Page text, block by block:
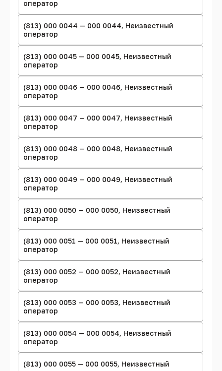
оператор
(813) 000 0044 — 000 0044, Неизвестный
оператор
(813) 000 0045 — 000 0045, Неизвестный
оператор
(813) 000 0046 — 000 0046, Неизвестный
оператор
(813) 000 0047 — 000 0047, Неизвестный
оператор
(813) 000 0048 — 000 0048, Неизвестный
оператор
(813) 000 0049 — 000 0049, Неизвестный
оператор
(813) 000 0050 — 000 0050, Неизвестный
оператор
(813) 000 0051 — 000 0051, Неизвестный
оператор
(813) 000 0052 — 000 0052, Неизвестный
оператор
(813) 000 0053 — 000 0053, Неизвестный
оператор
(813) 000 0054 — 000 0054, Неизвестный
оператор
(813) 000 0055 — 000 0055, Неизвестный